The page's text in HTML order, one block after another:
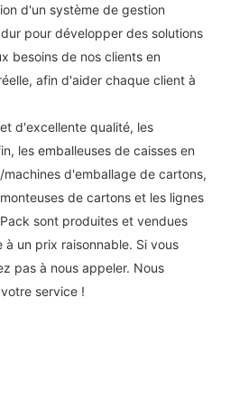
d'un système de gestion
pour développer des solutions
besoins de nos clients en
afin d'aider chaque client à
d'excellente qualité, les
les emballeuses de caisses en
machines d'emballage de cartons,
de cartons et les lignes
sont produites et vendues
un prix raisonnable. Si vous
pas à nous appeler. Nous
service !